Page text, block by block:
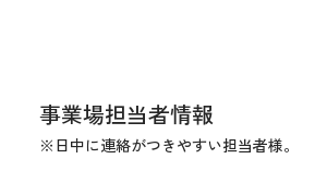
事業場担当者情報
※日中に連絡がつきやすい担当者様。